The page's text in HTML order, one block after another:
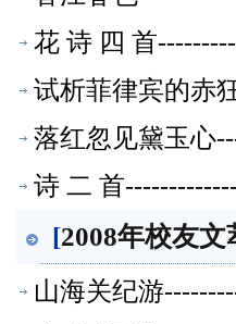
花 诗 四 首
试析菲律宾的赤
落红忽见黛玉心
诗 二 首
[2008年校友文
山海关纪游